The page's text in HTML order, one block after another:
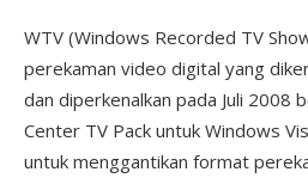
WTV (Windows Recorded TV
perekaman video digital yang
dan diperkenalkan pada Juli 2008
Center TV Pack untuk Windows
untuk menggantikan format